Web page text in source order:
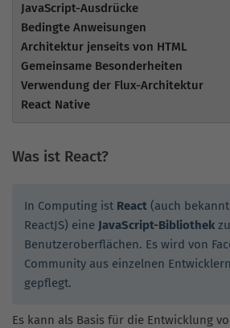
JavaScript-Ausdrücke
Bedingte Anweisungen
Architektur jenseits von HTML
Gemeinsame Besonderheiten
Verwendung der Flux-Architektur
React Native
Was ist React?
In Computing ist React (auch
ReactJS) eine JavaScript-Bibliothek
Benutzeroberflächen. Es wird von
Community aus einzelnen
gepflegt.
Es kann als Basis für die Entwicklung